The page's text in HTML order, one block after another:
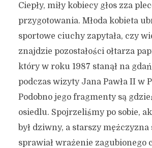
Ciepły, miły kobiecy głos zza
przygotowania. Młoda kobieta
sportowe ciuchy zapytała, czy
znajdzie pozostałości ołtarza
który w roku 1987 stanął na
podczas wizyty Jana Pawła II w
Podobno jego fragmenty są
osiedlu. Spojrzeliśmy po sobie,
był dziwny, a starszy mężczyzna
sprawiał wrażenie zagubionego